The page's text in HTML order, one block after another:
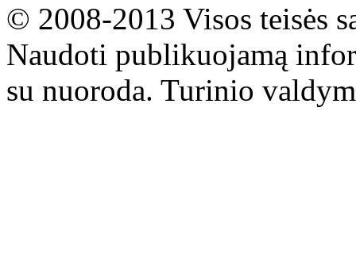
© 2008-2013 Visos teisės
Naudoti publikuojamą
su nuoroda. Turinio